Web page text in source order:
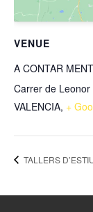
VENUE
A CONTAR
Carrer de Leonor
VALENCIA, +
TALLERS